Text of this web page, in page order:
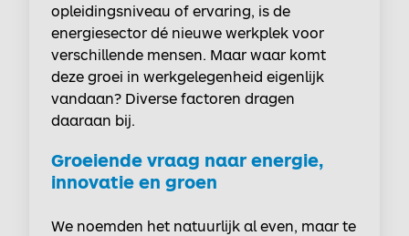
opleidingsniveau of ervaring, is de
energiesector dé nieuwe werkplek voor
verschillende mensen. Maar waar komt
deze groei in werkgelegenheid eigenlijk
vandaan? Diverse factoren dragen
daaraan bij.
Groeiende vraag naar energie,
innovatie en groen
We noemden het natuurlijk al even, maar te